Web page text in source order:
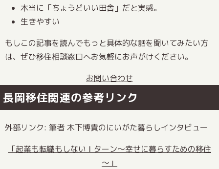
本当に「ちょうどいい田舎」だと実感。
生きやすい
もしこの記事を読んでもっと具体的な話を聞いてみたい方
は、ぜひ移住相談窓口へお気軽にお声がけください。
お問い合わせ
長岡移住関連の参考リンク
外部リンク: 筆者 木下博貴のにいがた暮らしインタビュー
「起業も転職もしないＩターン～幸せに暮らすための移住
～」